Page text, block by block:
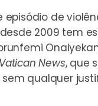
episódio de
2009 tem
Vatican News, que
qualquer